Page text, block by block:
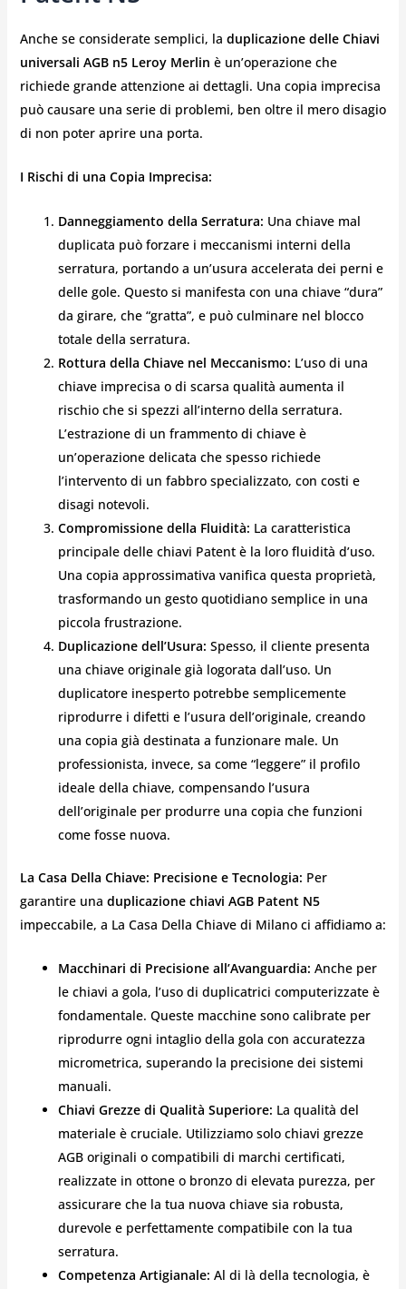
Anche se considerate semplici, la duplicazione delle Chiavi
universali AGB n5 Leroy Merlin è un’operazione che
richiede grande attenzione ai dettagli. Una copia imprecisa
può causare una serie di problemi, ben oltre il mero disagio
di non poter aprire una porta.
I Rischi di una Copia Imprecisa:
Danneggiamento della Serratura: Una chiave mal
duplicata può forzare i meccanismi interni della
serratura, portando a un’usura accelerata dei perni e
delle gole. Questo si manifesta con una chiave “dura”
da girare, che “gratta”, e può culminare nel blocco
totale della serratura.
Rottura della Chiave nel Meccanismo: L’uso di una
chiave imprecisa o di scarsa qualità aumenta il
rischio che si spezzi all’interno della serratura.
L’estrazione di un frammento di chiave è
un’operazione delicata che spesso richiede
l’intervento di un fabbro specializzato, con costi e
disagi notevoli.
Compromissione della Fluidità: La caratteristica
principale delle chiavi Patent è la loro fluidità d’uso.
Una copia approssimativa vanifica questa proprietà,
trasformando un gesto quotidiano semplice in una
piccola frustrazione.
Duplicazione dell’Usura: Spesso, il cliente presenta
una chiave originale già logorata dall’uso. Un
duplicatore inesperto potrebbe semplicemente
riprodurre i difetti e l’usura dell’originale, creando
una copia già destinata a funzionare male. Un
professionista, invece, sa come “leggere” il profilo
ideale della chiave, compensando l’usura
dell’originale per produrre una copia che funzioni
come fosse nuova.
La Casa Della Chiave: Precisione e Tecnologia: Per
garantire una duplicazione chiavi AGB Patent N5
impeccabile, a La Casa Della Chiave di Milano ci affidiamo a:
Macchinari di Precisione all’Avanguardia: Anche per
le chiavi a gola, l’uso di duplicatrici computerizzate è
fondamentale. Queste macchine sono calibrate per
riprodurre ogni intaglio della gola con accuratezza
micrometrica, superando la precisione dei sistemi
manuali.
Chiavi Grezze di Qualità Superiore: La qualità del
materiale è cruciale. Utilizziamo solo chiavi grezze
AGB originali o compatibili di marchi certificati,
realizzate in ottone o bronzo di elevata purezza, per
assicurare che la tua nuova chiave sia robusta,
durevole e perfettamente compatibile con la tua
serratura.
Competenza Artigianale: Al di là della tecnologia, è